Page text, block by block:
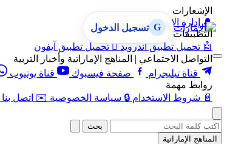
الإشعارات
🔔 إدارة الإشعارات
التطبيقات
🤖 تحميل تطبيق أندرويد  تحميل تطبيق آيفون
التواصل الاجتماعي | المناهج الإماراتية وأخبار التربية
قناة تيليجرام
صفحة فيسبوك قناة يوتيوب
روابط مهمة
📄 شروط الاستخدام 🔒 سياسة الخصوصية ✉️ اتصل بنا
G تسجيل الدخول
بحث
المناهج الإماراتية